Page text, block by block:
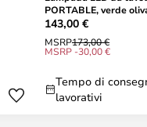
PORTABLE, verde
143,00 €
MSRP173,00 €
MSRP -30,00 €
Tempo di
lavorativi